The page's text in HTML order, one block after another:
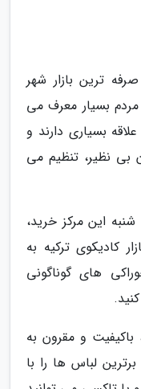
ترین بازار شهر
بسیار معرف می
بسیاری دارند و
بی نظیر، تنظیم می
این مرکز خرید،
کادیکوی ترکیه به
های گوناگونی
باکیفیت و مقرون به
لباس ها را با